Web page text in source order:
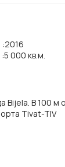
:2016
:5 000 кв.м.
Bijela. В 100 м
Tivat-TIV